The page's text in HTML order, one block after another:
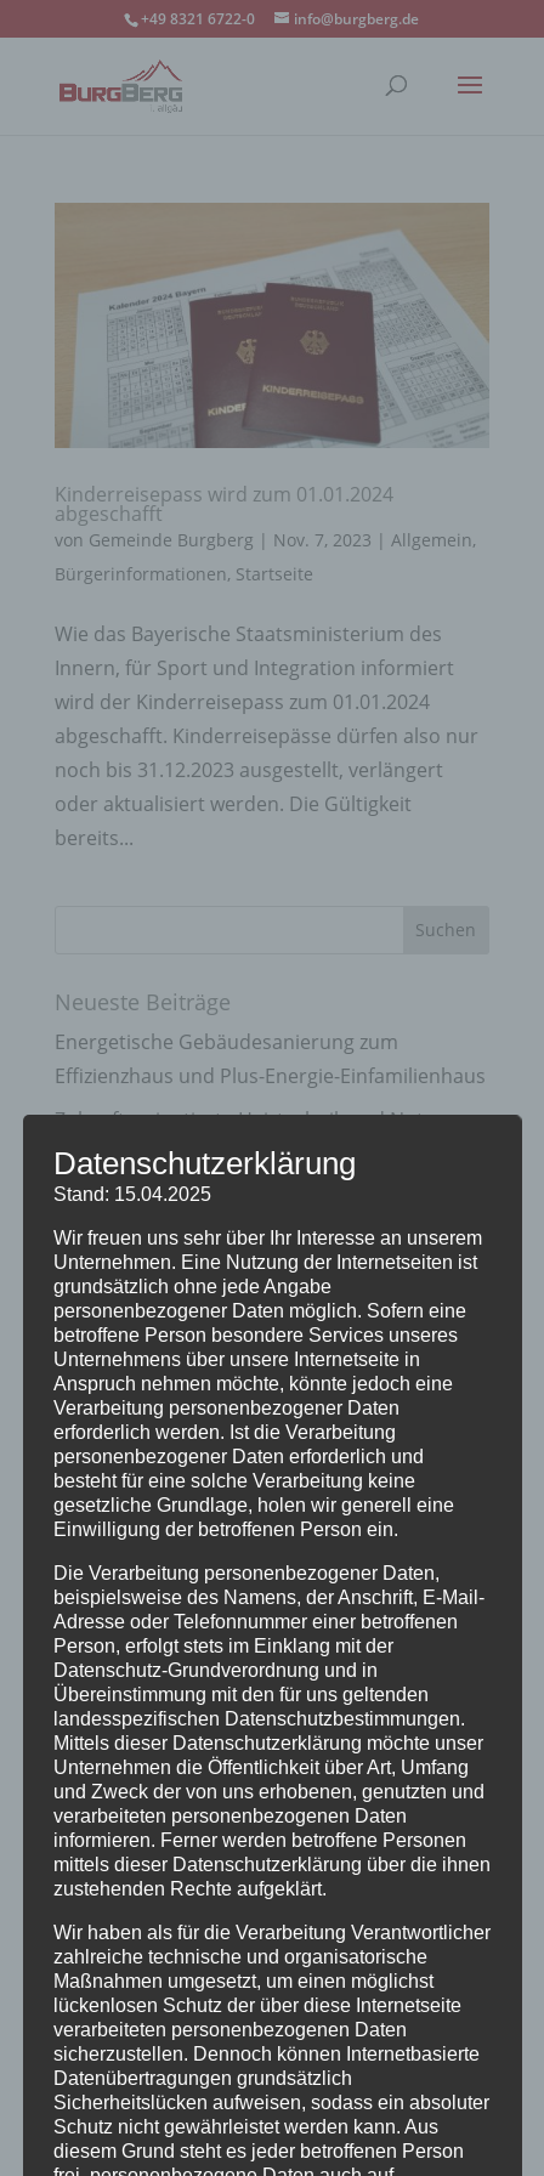
+49 8321 6722-0 info@burgberg.de
Kinderreisepass wird zum 01.01.2024
abgeschafft
von Gemeinde Burgberg | Nov. 7, 2023 | Allgemein,
Bürgerinformationen, Startseite
Wie das Bayerische Staatsministerium des
Innern, für Sport und Integration informiert
wird der Kinderreisepass zum 01.01.2024
abgeschafft. Kinderreisepässe dürfen also nur
noch bis 31.12.2023 ausgestellt, verlängert
oder aktualisiert werden. Die Gültigkeit
bereits...
Neueste Beiträge
Energetische Gebäudesanierung zum
Effizienzhaus und Plus-Energie-Einfamilienhaus
Zukunftsorientierte Heiztechnik und Nutzung
erneuerbare Energien
20 Jahre Erzgruben Burgberg –
Jubiläumssommer mit vielen besonderen
Erlebnissen
Halbzeit im Mikrozensus
Burgberger Dorfabende
Kategorien
Allgemein
Amtliche Bekanntmachungen
Bürgerinformationen
Fortbildungen
Klimaschutz Best Practice
Startseite
Veranstaltungen
Stichwörter
2024 agathazell Aktion Allgäu alpsee-grünten
Antrag Arbeiten ausweis Bauhof Bayern
Burgberg im Allgäu burgentage Bürger Bürgerbüro
Bürgerinfo bürgermeister corona Dorfplatz
ehrung Gemeinde Gemeinde Burgberg
gemeinderat Gesucht Grünten Grüntenhalle
hinweis hochwasser Holzfällung
Datenschutzerklärung
Stand: 15.04.2025
Wir freuen uns sehr über Ihr Interesse an unserem
Unternehmen. Eine Nutzung der Internetseiten ist
grundsätzlich ohne jede Angabe
personenbezogener Daten möglich. Sofern eine
betroffene Person besondere Services unseres
Unternehmens über unsere Internetseite in
Anspruch nehmen möchte, könnte jedoch eine
Verarbeitung personenbezogener Daten
erforderlich werden. Ist die Verarbeitung
personenbezogener Daten erforderlich und
besteht für eine solche Verarbeitung keine
gesetzliche Grundlage, holen wir generell eine
Einwilligung der betroffenen Person ein.
Die Verarbeitung personenbezogener Daten,
beispielsweise des Namens, der Anschrift, E-Mail-
Adresse oder Telefonnummer einer betroffenen
Person, erfolgt stets im Einklang mit der
Datenschutz-Grundverordnung und in
Übereinstimmung mit den für uns geltenden
landesspezifischen Datenschutzbestimmungen.
Mittels dieser Datenschutzerklärung möchte unser
Unternehmen die Öffentlichkeit über Art, Umfang
und Zweck der von uns erhobenen, genutzten und
verarbeiteten personenbezogenen Daten
informieren. Ferner werden betroffene Personen
mittels dieser Datenschutzerklärung über die ihnen
zustehenden Rechte aufgeklärt.
Wir haben als für die Verarbeitung Verantwortlicher
zahlreiche technische und organisatorische
Maßnahmen umgesetzt, um einen möglichst
lückenlosen Schutz der über diese Internetseite
verarbeiteten personenbezogenen Daten
sicherzustellen. Dennoch können Internetbasierte
Datenübertragungen grundsätzlich
Sicherheitslücken aufweisen, sodass ein absoluter
Schutz nicht gewährleistet werden kann. Aus
diesem Grund steht es jeder betroffenen Person